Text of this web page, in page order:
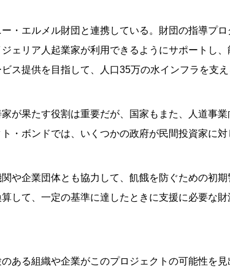
・エルメル財団と連携している。財団の指導プ
ェリア人起業家が利用できるようにサポートし
ス提供を目指して、人口35万の水インフラを支
が果たす役割は重要だが、国家もまた、人道事
・ボンドでは、いくつかの政府が民間投資家に
や企業団体とも協力して、飢餓を防ぐための初
して、一定の基準に達したときに支援に必要な
ある組織や企業がこのプロジェクトの可能性を